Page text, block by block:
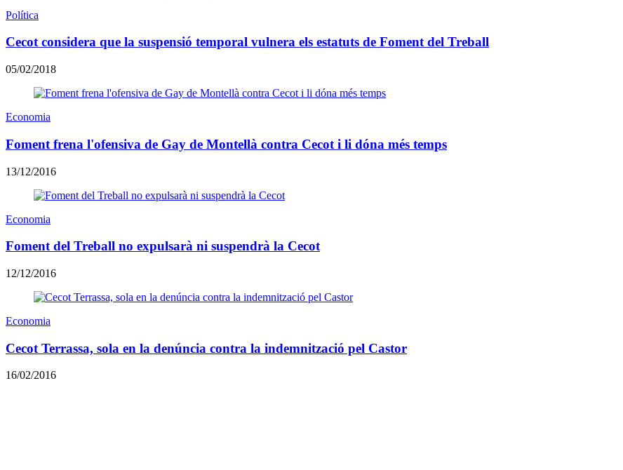
Política
Cecot considera que la suspensió temporal vulnera els estatuts de Foment del Treball
05/02/2018
Economia
Foment frena l'ofensiva de Gay de Montellà contra Cecot i li dóna més temps
13/12/2016
Economia
Foment del Treball no expulsarà ni suspendrà la Cecot
12/12/2016
Economia
Cecot Terrassa, sola en la denúncia contra la indemnització pel Castor
16/02/2016